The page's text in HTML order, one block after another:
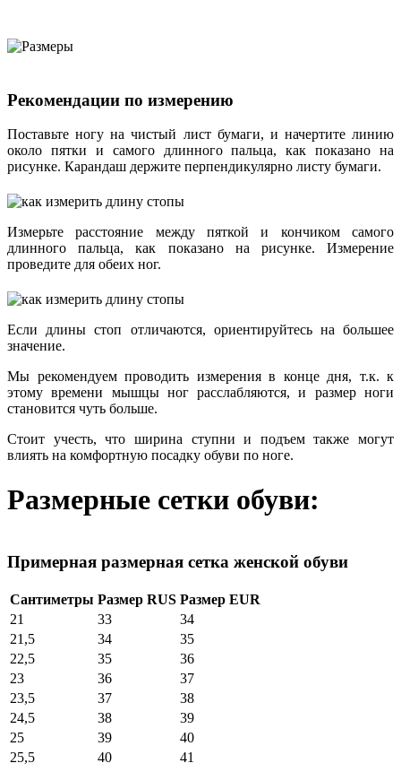
Рекомендации по измерению
Поставьте ногу на чистый лист бумаги, и начертите линию
около пятки и самого длинного пальца, как показано на
рисунке. Карандаш держите перпендикулярно листу бумаги.
Измерьте расстояние между пяткой и кончиком самого
длинного пальца, как показано на рисунке. Измерение
проведите для обеих ног.
Если длины стоп отличаются, ориентируйтесь на большее
значение.
Мы рекомендуем проводить измерения в конце дня, т.к. к
этому времени мышцы ног расслабляются, и размер ноги
становится чуть больше.
Стоит учесть, что ширина ступни и подъем также могут
влиять на комфортную посадку обуви по ноге.
Размерные сетки обуви:
Примерная размерная сетка женской обуви
Сантиметры Размер RUS Размер EUR
21
33
34
21,5
34
35
22,5
35
36
23
36
37
23,5
37
38
24,5
38
39
25
39
40
25,5
40
41